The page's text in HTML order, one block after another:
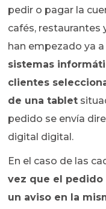
pedir o pagar la
cafés, restaurantes
han empezado ya
sistemas
clientes
de una tablet
pedido se envía
digital digital.
En el caso de las
vez que el pedido
un aviso en la